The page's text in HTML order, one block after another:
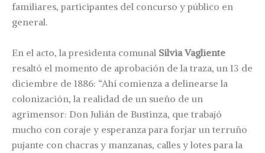
familiares, participantes del concurso y público en
general.
En el acto, la presidenta comunal Silvia Vagliente
resaltó el momento de aprobación de la traza, un 13 de
diciembre de 1886: “Ahí comienza a delinearse la
colonización, la realidad de un sueño de un
agrimensor: Don Julián de Bustinza, que trabajó
mucho con coraje y esperanza para forjar un terruño
pujante con chacras y manzanas, calles y lotes para la